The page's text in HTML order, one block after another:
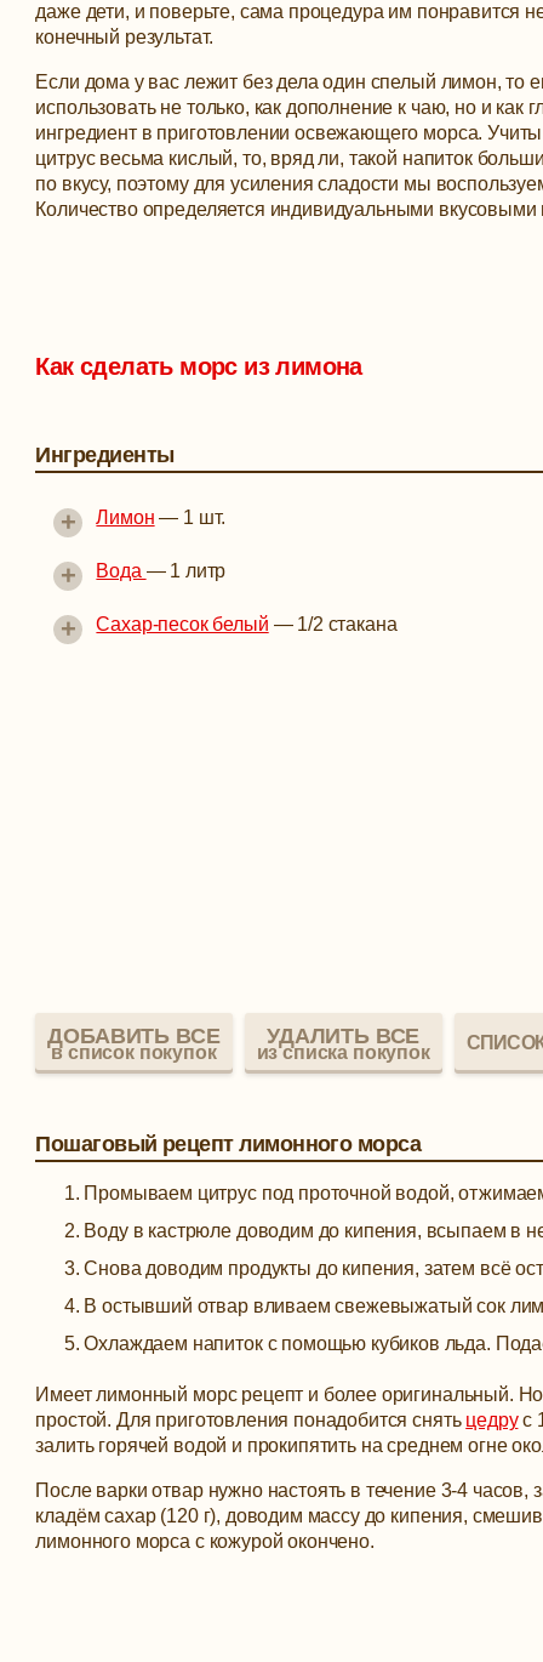
даже дети, и поверьте, сама процедура им понравится
конечный результат.
Если дома у вас лежит без дела один спелый лимон, то
использовать не только, как дополнение к чаю, но и как
ингредиент в приготовлении освежающего морса.
цитрус весьма кислый, то, вряд ли, такой напиток
по вкусу, поэтому для усиления сладости мы
Количество определяется индивидуальными
Как сделать морс из лимона
Ингредиенты
Лимон — 1 шт.
+
Вода — 1 литр
+
Сахар-песок белый — 1/2 стакана
+
ДОБАВИТЬ ВСЕ
в список покупок
УДАЛИТЬ ВСЕ
из списка покупок
Пошаговый рецепт лимонного морса
Промываем цитрус под проточной водой,
Воду в кастрюле доводим до кипения, всыпаем в
Снова доводим продукты до кипения, затем всё
В остывший отвар вливаем свежевыжатый сок
Охлаждаем напиток с помощью кубиков льда.
Имеет лимонный морс рецепт и более оригинальный.
простой. Для приготовления понадобится снять цедрус
залить горячей водой и прокипятить на среднем огне
После варки отвар нужно настоять в течение 3-4
кладём сахар (120 г), доводим массу до кипения,
лимонного морса с кожурой окончено.